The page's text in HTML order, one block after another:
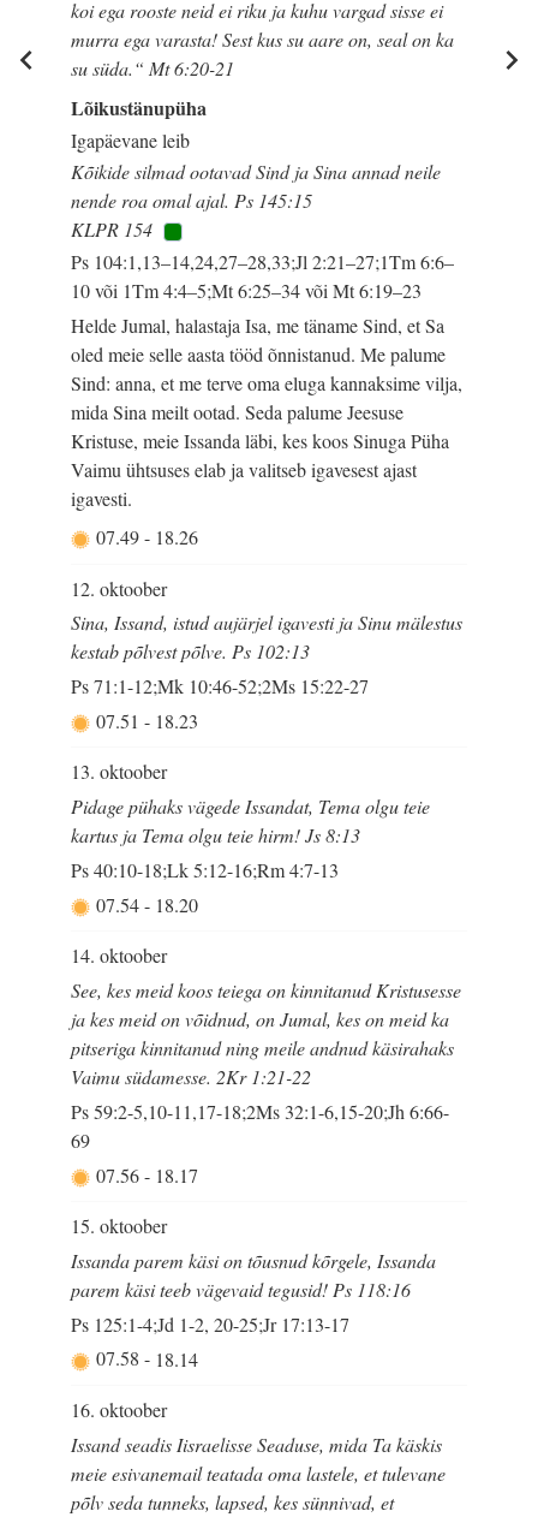
koi ega rooste neid ei riku ja kuhu vargad sisse ei
murra ega varasta! Sest kus su aare on, seal on ka
su süda.“ Mt 6:20-21
Lõikustänupüha
Igapäevane leib
Kõikide silmad ootavad Sind ja Sina annad neile
nende roa omal ajal. Ps 145:15
KLPR 154
Ps 104:1,13–14,24,27–28,33;Jl 2:21–27;1Tm 6:6–
10 või 1Tm 4:4–5;Mt 6:25–34 või Mt 6:19–23
Helde Jumal, halastaja Isa, me täname Sind, et Sa
oled meie selle aasta tööd õnnistanud. Me palume
Sind: anna, et me terve oma eluga kannaksime vilja,
mida Sina meilt ootad. Seda palume Jeesuse
Kristuse, meie Issanda läbi, kes koos Sinuga Püha
Vaimu ühtsuses elab ja valitseb igavesest ajast
igavesti.
07.49- 18.26
12. oktoober
Sina, Issand, istud aujärjel igavesti ja Sinu mälestus
kestab põlvest põlve. Ps 102:13
Ps 71:1-12;Mk 10:46-52;2Ms 15:22-27
07.51- 18.23
13. oktoober
Pidage pühaks vägede Issandat, Tema olgu teie
kartus ja Tema olgu teie hirm! Js 8:13
Ps 40:10-18;Lk 5:12-16;Rm 4:7-13
07.54- 18.20
14. oktoober
See, kes meid koos teiega on kinnitanud Kristusesse
ja kes meid on võidnud, on Jumal, kes on meid ka
pitseriga kinnitanud ning meile andnud käsirahaks
Vaimu südamesse. 2Kr 1:21-22
Ps 59:2-5,10-11,17-18;2Ms 32:1-6,15-20;Jh 6:66-
69
07.56- 18.17
15. oktoober
Issanda parem käsi on tõusnud kõrgele, Issanda
parem käsi teeb vägevaid tegusid! Ps 118:16
Ps 125:1-4;Jd 1-2, 20-25;Jr 17:13-17
07.58- 18.14
16. oktoober
Issand seadis Iisraelisse Seaduse, mida Ta käskis
meie esivanemail teatada oma lastele, et tulevane
põlv seda tunneks, lapsed, kes sünnivad, et